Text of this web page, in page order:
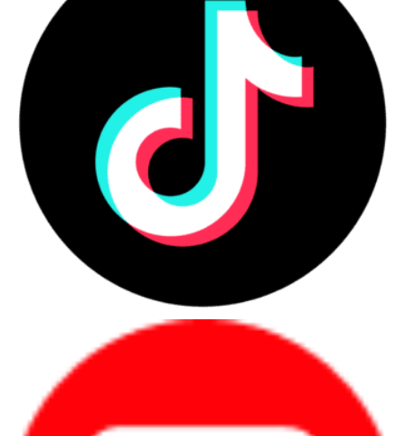
Các tính năng tự động giúp hình ảnh đầu ra sạch và chính xác:
Tự động xoay ảnh theo chiều chữ
Tự động bỏ trang trắng
Nhận dạng trang màu / trắng đen
Chỉnh thẳng ảnh
Phát hiện kéo nhiều tờ bằng cảm biến siêu âm
Những tính năng này giúp giảm đáng kể thời gian chỉnh sửa thủ
OCR tiếng Việt mạnh mẽ – chuyển hình ảnh thành văn bản
RICOH SP-1425 đi kèm ABBYY FineReader Sprint, bộ OCR nổi
Nhận dạng 20 vùng văn bản tiếng Việt cùng lúc
Tối ưu cho doanh nghiệp cần tra cứu nhanh và lưu